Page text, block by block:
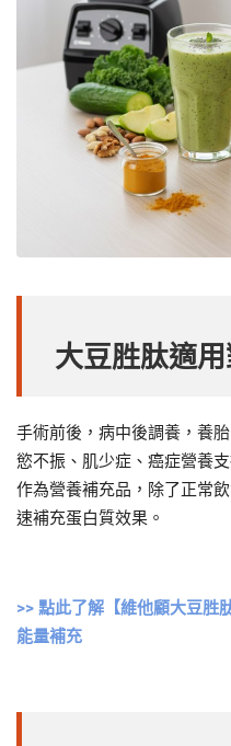
大豆胜肽適
手術前後，病中後調養，養
慾不振、肌少症、癌症營養
作為營養補充品，除了正常
速補充蛋白質效果。
>> 點此了解【維他顧大豆胜
能量補充